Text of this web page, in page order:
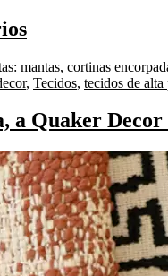
mantas, cortinas
, Tecidos, tecidos de
Quaker